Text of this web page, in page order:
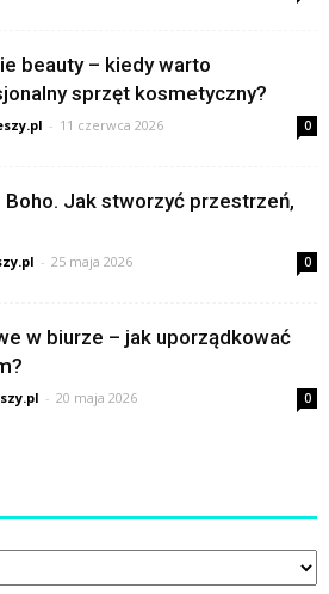
beauty – kiedy warto
sprzęt kosmetyczny?
- 11 czerwca 2026 0
Boho. Jak stworzyć przestrzeń,
- 25 maja 2026 0
w biurze – jak uporządkować
- 20 maja 2026 0